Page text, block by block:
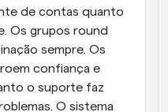
de contas quanto
Os grupos round
sempre. Os
confiança e
o suporte faz
O sistema